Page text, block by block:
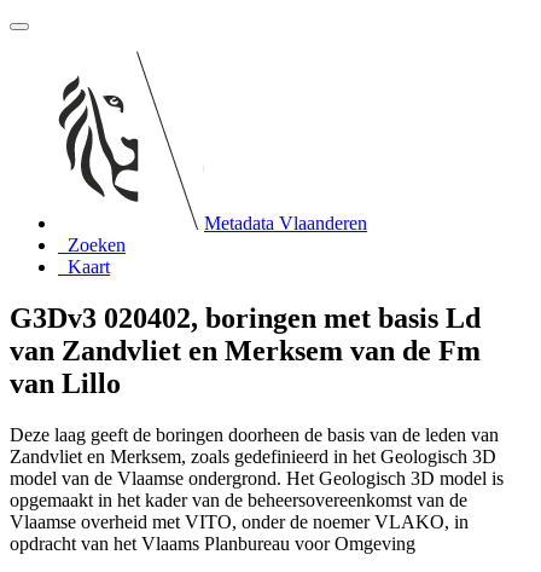
Metadata Vlaanderen
Zoeken
Kaart
G3Dv3 020402, boringen met basis Ld
van Zandvliet en Merksem van de Fm
van Lillo
Deze laag geeft de boringen doorheen de basis van de leden van
Zandvliet en Merksem, zoals gedefinieerd in het Geologisch 3D
model van de Vlaamse ondergrond. Het Geologisch 3D model is
opgemaakt in het kader van de beheersovereenkomst van de
Vlaamse overheid met VITO, onder de noemer VLAKO, in
opdracht van het Vlaams Planbureau voor Omgeving